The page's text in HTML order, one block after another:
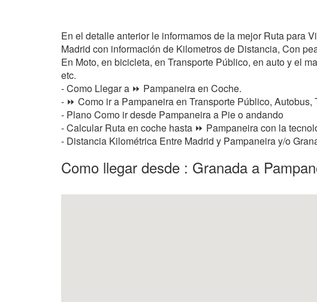
En el detalle anterior le informamos de la mejor Ruta para
Madrid con información de Kilometros de Distancia, Con
En Moto, en bicicleta, en Transporte Público, en auto y el
etc.
- Como Llegar a ⏩ Pampaneira en Coche.
- ⏩ Como ir a Pampaneira en Transporte Público, Autobus,
- Plano Como ir desde Pampaneira a Pie o andando
- Calcular Ruta en coche hasta ⏩ Pampaneira con la
- Distancia Kilométrica Entre Madrid y Pampaneira y/o
Como llegar desde : Granada a